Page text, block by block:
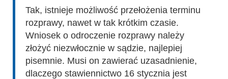
Tak, istnieje możliwość przełożenia terminu
rozprawy, nawet w tak krótkim czasie.
Wniosek o odroczenie rozprawy należy
złożyć niezwłocznie w sądzie, najlepiej
pisemnie. Musi on zawierać uzasadnienie,
dlaczego stawiennictwo 16 stycznia jest